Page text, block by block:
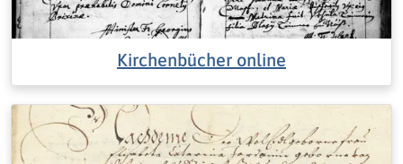
Kirchenbücher online